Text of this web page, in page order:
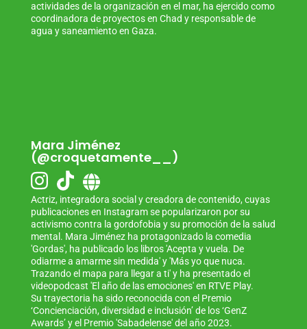
actividades de la organización en el mar, ha ejercido como
coordinadora de proyectos en Chad y responsable de
agua y saneamiento en Gaza.
Mara Jiménez
(@croquetamente__)
Actriz, integradora social y creadora de contenido, cuyas
publicaciones en Instagram se popularizaron por su
activismo contra la gordofobia y su promoción de la salud
mental. Mara Jiménez ha protagonizado la comedia
'Gordas', ha publicado los libros 'Acepta y vuela. De
odiarme a amarme sin medida' y 'Más yo que nuca.
Trazando el mapa para llegar a ti' y ha presentado el
videopodcast 'El año de las emociones' en RTVE Play.
Su trayectoria ha sido reconocida con el Premio
‘Concienciación, diversidad e inclusión’ de los ‘GenZ
Awards’ y el Premio 'Sabadelense' del año 2023.